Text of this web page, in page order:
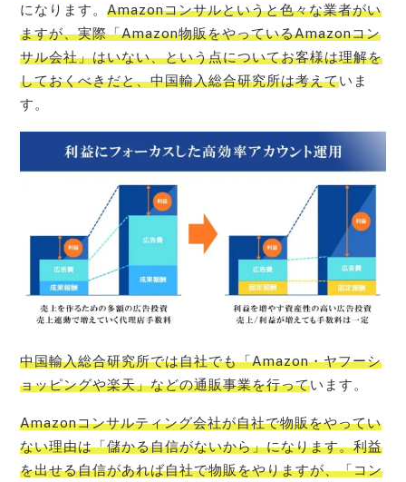
になります。Amazonコンサルというと色々な業者がい
ますが、実際「Amazon物販をやっているAmazonコン
サル会社」はいない、という点についてお客様は理解を
しておくべきだと、中国輸入総合研究所は考えていま
す。
中国輸入総合研究所では自社でも「Amazon・ヤフーシ
ョッピングや楽天」などの通販事業を行っています。
Amazonコンサルティング会社が自社で物販をやってい
ない理由は「儲かる自信がないから」になります。利益
を出せる自信があれば自社で物販をやりますが、「コン